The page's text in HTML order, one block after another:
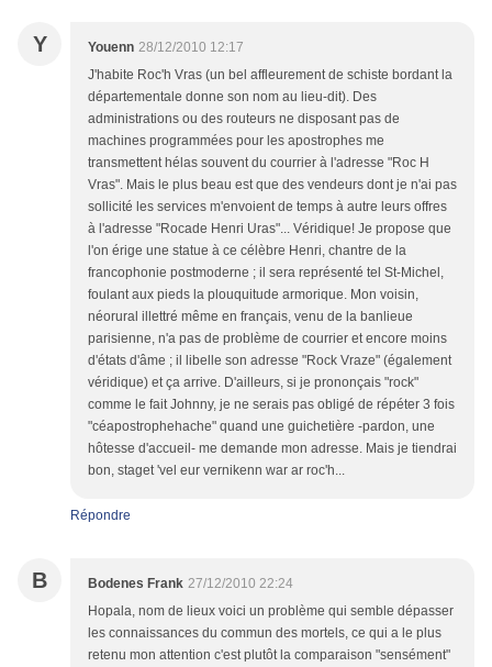
Y Youenn 28/12/2010 12:17
J'habite Roc'h Vras (un bel affleurement de schiste bordant la
départementale donne son nom au lieu-dit). Des
administrations ou des routeurs ne disposant pas de
machines programmées pour les apostrophes me
transmettent hélas souvent du courrier à l'adresse "Roc H
Vras". Mais le plus beau est que des vendeurs dont je n'ai pas
sollicité les services m'envoient de temps à autre leurs offres
à l'adresse "Rocade Henri Uras"... Véridique! Je propose que
l'on érige une statue à ce célèbre Henri, chantre de la
francophonie postmoderne ; il sera représenté tel St-Michel,
foulant aux pieds la plouquitude armorique. Mon voisin,
néorural illettré même en français, venu de la banlieue
parisienne, n'a pas de problème de courrier et encore moins
d'états d'âme ; il libelle son adresse "Rock Vraze" (également
véridique) et ça arrive. D'ailleurs, si je prononçais "rock"
comme le fait Johnny, je ne serais pas obligé de répéter 3 fois
"céapostrophehache" quand une guichetière -pardon, une
hôtesse d'accueil- me demande mon adresse. Mais je tiendrai
bon, staget 'vel eur vernikenn war ar roc'h...
Répondre
B Bodenes Frank 27/12/2010 22:24
Hopala, nom de lieux voici un problème qui semble dépasser
les connaissances du commun des mortels, ce qui a le plus
retenu mon attention c'est plutôt la comparaison "sensément"